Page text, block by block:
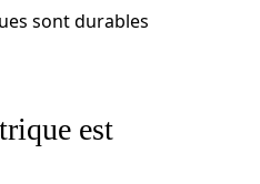
sont durables
est